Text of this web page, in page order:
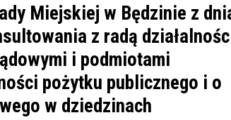
PROGRAM WSPARCIA
3+ GÓRĄ!"
BĘDZIŃSKA KARTA SENIORA
DLA WYRÓŻNIAJĄCYCH SIĘ
UCZNIÓW
DOFINANSOWANIE
KSZTAŁCENIA
MŁODOCIANYCH
Miejskiej w Będzinie z
z radą
i podmiotami
pożytku publicznego i o
w dziedzinach